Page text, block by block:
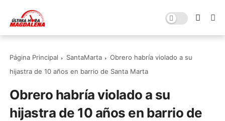
Página Principal SantaMarta
Obrero habría violado a su
hijastra de 10 años en barrio de Santa Marta
Obrero habría violado a su
hijastra de 10 años en barrio de